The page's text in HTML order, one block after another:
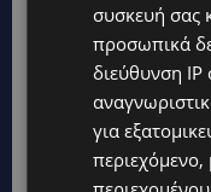
συσκευή σας
προσωπικά
διεύθυνση IP
για